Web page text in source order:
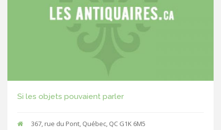
Si les objets pouvaient parler
367, rue du Pont, Québec, QC G1K 6M5